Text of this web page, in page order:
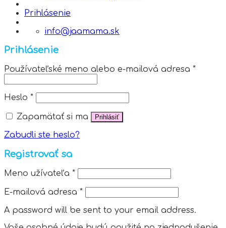
Prihlásenie
info@jaamama.sk
Prihlásenie
Používateľské meno alebo e-mailová adresa *
Heslo *
Zapamätať si ma Prihlásiť
Zabudli ste heslo?
Registrovať sa
Meno užívateľa *
E-mailová adresa *
A password will be sent to your email address.